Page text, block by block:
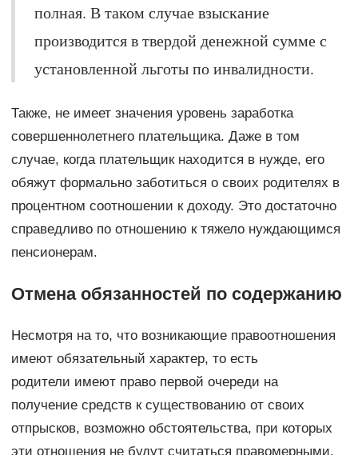
полная. В таком случае взыскание
производится в твердой денежной сумме с
установленной льготы по инвалидности.
Также, не имеет значения уровень заработка
совершеннолетнего плательщика. Даже в том
случае, когда плательщик находится в нужде, его
обяжут формально заботиться о своих родителях в
процентном соотношении к доходу. Это достаточно
справедливо по отношению к тяжело нуждающимся
пенсионерам.
Отмена обязанностей по содержанию
Несмотря на то, что возникающие правоотношения
имеют обязательный характер, то есть
родители имеют право первой очереди на
получение средств к существованию от своих
отпрысков, возможно обстоятельства, при которых
эти отношения не будут считаться правомерными.